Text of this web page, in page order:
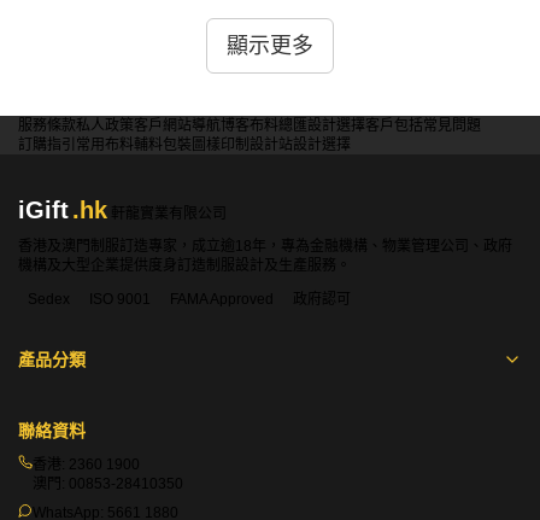
答：這是一個常見的誤解。繡花的價格與圖案的顏色數量基
本無關，其核心計價標準是總針數。圖案尺寸越大、細節越
複雜、覆蓋密度越高，所需的總針數就越多，因此成本也越
但簡潔的圖案更昂貴。
答： 大部分布料都可繡花，但效果最好的通常是具有一定
厚度和密度的材質，例如Polo恤的珠地棉、棒球帽的帆布、
衛衣布、牛仔布及各類外套面料。這些布料能提供足夠的支
大的布料如絲質或運動快乾料可能會因繡線拉扯而產生皺
答： 絕對可以。我們可以先獨立製作成精美的繡花章（布
章），背面可加工成熱燙膠膜用熨斗燙上或魔術貼。這種方
式靈活性極高，您可以將繡花章應用在背包、帽子或多件不
顯示更多
服務條款私人政策客戶 網站導航博客布料總匯設計選擇客戶包括常見問題
訂購指引 常用布料輔料包裝 圖樣印制 設計站設計選擇
iGift.hk
軒龍實業有限公司
香港及澳門制服訂造專家，成立逾18年，專為金融機構、物業管理公司、政府
機構及大型企業提供度身訂造制服設計及生產服務。
Sedex
ISO 9001 FAMA Approved 政府認可
產品分類
聯絡資料
香港: 2360 1900
澳門: 00853-28410350
WhatsApp: 5661 1880